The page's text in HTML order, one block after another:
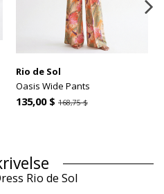
Rio de Sol
Oasis Wide Pants
135,00 $ 168,75 $
Rio de Sol